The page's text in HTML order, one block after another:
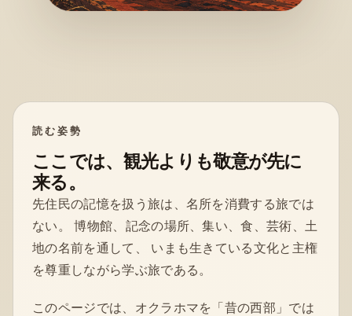
読む姿勢
ここでは、観光よりも敬意が先に
来る。
先住民の記憶を扱う旅は、名所を消費する旅では
ない。 博物館、記念の場所、集い、食、芸術、土
地の名前を通して、 いまも生きている文化と主権
を尊重しながら学ぶ旅である。
このページでは、オクラホマを「昔の西部」では